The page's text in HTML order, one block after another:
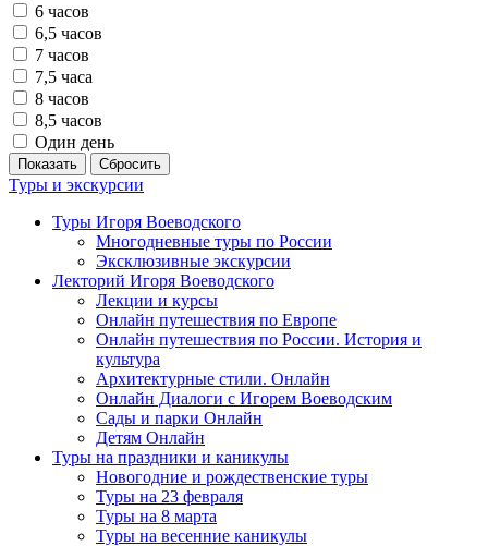
6 часов
6,5 часов
7 часов
7,5 часа
8 часов
8,5 часов
Один день
Показать Сбросить
Туры и экскурсии
Туры Игоря Воеводского
Многодневные туры по России
Эксклюзивные экскурсии
Лекторий Игоря Воеводского
Лекции и курсы
Онлайн путешествия по Европе
Онлайн путешествия по России. История и
культура
Архитектурные стили. Онлайн
Онлайн Диалоги с Игорем Воеводским
Сады и парки Онлайн
Детям Онлайн
Туры на праздники и каникулы
Новогодние и рождественские туры
Туры на 23 февраля
Туры на 8 марта
Туры на весенние каникулы